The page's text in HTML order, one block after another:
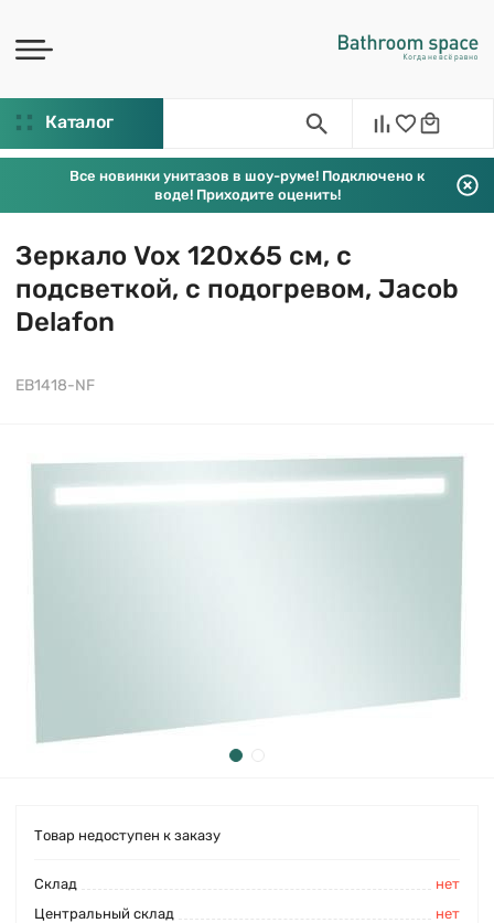
Каталог
Все новинки унитазов в шоу-руме! Подключено к
воде! Приходите оценить!
Зеркало Vox 120х65 см, с
подсветкой, с подогревом, Jacob
Delafon
EB1418-NF
Товар недоступен к заказу
Cклад
нет
Центральный склад
нет